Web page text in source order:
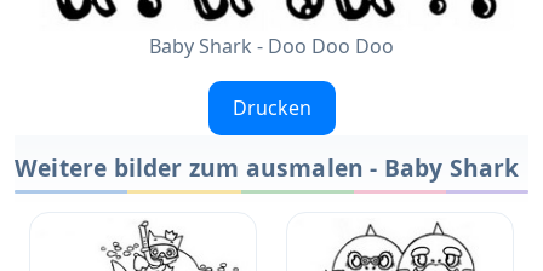
Baby Shark - Doo Doo Doo
Drucken
Weitere bilder zum ausmalen - Baby Shark